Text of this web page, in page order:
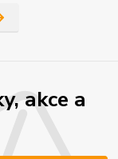
akce a